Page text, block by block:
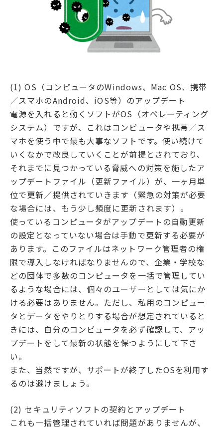
(1) OS（コンピュータのWindows、Mac OS、携帯
／スマホのAndroid、iOS等）のアップデート
電源を入れると動くソフトがOS（オペレーティング
システム）ですが、これはコンピュータや携帯／ス
マホを使う中で最も大事なソフトです。使い続けて
いくなかで改良していくことが前提とされており、
それまでに見つかっている脅威への対策を施したア
ップデートファイル（更新ファイル）が、一ヶ月単
位で更新／提供されていきます（緊急の対策が必要
な場合には、もう少し頻度に更新されます）。
使っているコンピュータがアップデートの自動更新
の設定となっていない場合は手動で更新する必要が
あります。このファイルはネットワーク管理者の権
限で導入しなければなりませんので、企業・学校な
どの団体で多数のコンピュータを一括で管理してい
るような場合には、個々のユーザーとしては気にか
ける必要はありません。ただし、私用のコンピュー
タとデータをやりとりする場合が想定されていると
きには、自分のコンピュータを必ず確認して、アッ
プデートをして最新の状態を保つようにして下さ
い。
また、当然ですが、サポートが終了したOSを利用す
るのは避けましょう。
(2) セキュリティソフトの契約とアップデート
これも一括管理されていれば問題がありませんが、